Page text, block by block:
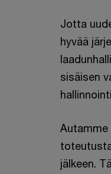
Jotta
hyvää
sisäisen
Autamme
jälkeen.